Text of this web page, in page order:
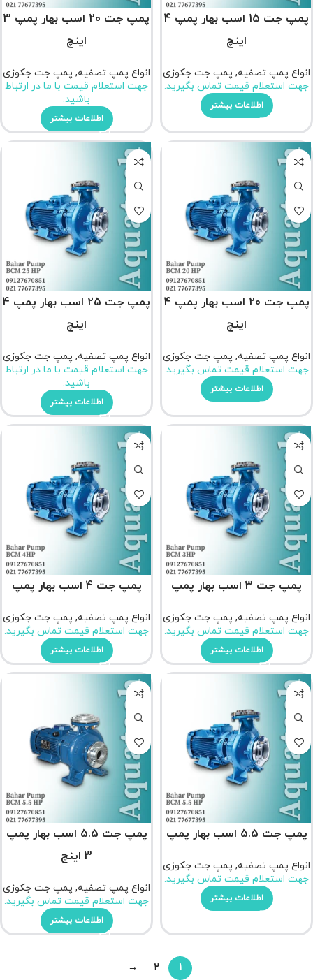
پمپ جت 15 اسب بهار پمپ 4
اینچ
انواع پمپ تصفیه, پمپ جت جکوزی
جهت استعلام قیمت تماس بگیرید.
اطلاعات بیشتر
پمپ جت 20 اسب بهار پمپ 3
اینچ
انواع پمپ تصفیه, پمپ جت جکوزی
جهت استعلام قیمت با ما در ارتباط
باشید.
اطلاعات بیشتر
پمپ جت 20 اسب بهار پمپ 4
اینچ
انواع پمپ تصفیه, پمپ جت جکوزی
جهت استعلام قیمت تماس بگیرید.
اطلاعات بیشتر
پمپ جت 25 اسب بهار پمپ 4
اینچ
انواع پمپ تصفیه, پمپ جت جکوزی
جهت استعلام قیمت با ما در ارتباط
باشید.
اطلاعات بیشتر
پمپ جت 3 اسب بهار پمپ
انواع پمپ تصفیه, پمپ جت جکوزی
جهت استعلام قیمت تماس بگیرید.
اطلاعات بیشتر
پمپ جت 4 اسب بهار پمپ
انواع پمپ تصفیه, پمپ جت جکوزی
جهت استعلام قیمت تماس بگیرید.
اطلاعات بیشتر
پمپ جت 5.5 اسب بهار پمپ
انواع پمپ تصفیه, پمپ جت جکوزی
جهت استعلام قیمت تماس بگیرید.
اطلاعات بیشتر
پمپ جت 5.5 اسب بهار پمپ
3 اینچ
انواع پمپ تصفیه, پمپ جت جکوزی
جهت استعلام قیمت تماس بگیرید.
اطلاعات بیشتر
1
2
→